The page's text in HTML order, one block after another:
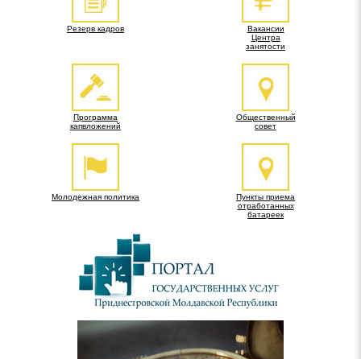
Резерв кадров
Вакансии
Центра
занятости
Программа
капвложений
Общественный
совет
Молодежная политика
Пункты приема
отработанных
батареек